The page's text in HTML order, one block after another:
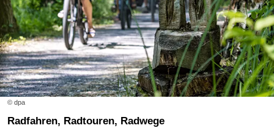
© dpa
Radfahren, Radtouren, Radwege